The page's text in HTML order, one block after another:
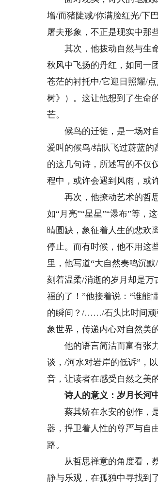
增/而猪陡减/你满脸红光/下
屠夫形象，不正是现实中那
其次，他拨动自然与生命
秋风中飞扬的丹红，如同一
苍茫的衬托中/它迎日照耀/
树》）。这让他想到了生命
芒。
候鸟的迁徙，是一场对自
爱叫的候鸟/结队飞过蔚蓝的
的这几句诗，所述写的不仅
程中，或许会遇到风雨，或
再次，他撩动艺术的哲思
如“月亮”“星星”“瀑布”等，
晴圆缺，象征着人生的悲欢
停止。而有时候，他不用这
里，他写道“大自然奏鸣沉
刻着温柔/消逝的岁月却是
福的了！”他接着说：“谁能
的瞬间？/……/石头比时间顽
象世界，传递内心对自然美
他的语言简洁而富有张力
谈，/河水对岩岸的低诉”，
音，让读者在感受自然之美
诗人的意义：岁月长河
蔡其矫在永安的创作，是
器，捍卫着人性的尊严与自
路。
从哲思禅意的角度看，蔡
静与乐观，在孤独中寻找到